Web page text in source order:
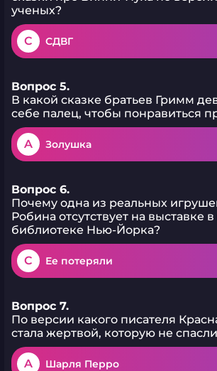
ученых?
C СДВГ
Вопрос 5.
В какой сказке братьев Гримм
себе палец, чтобы понравиться
A Золушка
Вопрос 6.
Почему одна из реальных
Робина отсутствует на выставке
библиотеке Нью-Йорка?
C Ее потеряли
Вопрос 7.
По версии какого писателя
стала жертвой, которую не
A Шарля Перро